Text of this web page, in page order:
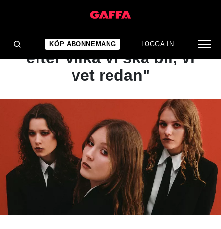
KÖP ABONNEMANG LOGGA IN
INTERVJU
Svart Ridå: "Vi letar inte
efter vilka vi ska bli, vi
vet redan"